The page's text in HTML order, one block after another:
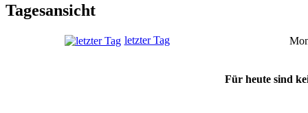
Tagesansicht
letzter Tag
Für heute sind